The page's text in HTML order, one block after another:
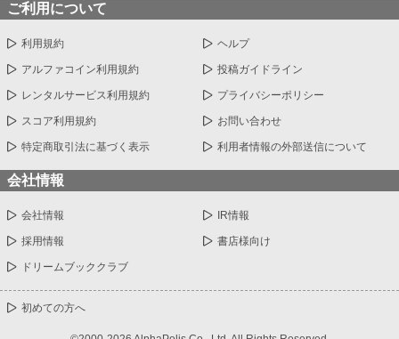
ご利用について
利用規約 ヘルプ
アルファコイン利用規約 投稿ガイドライン
レンタルサービス利用規約 プライバシーポリシー
スコア利用規約 お問い合わせ
特定商取引法に基づく表示 利用者情報の外部送信について
会社情報
会社情報 IR情報
採用情報 書店様向け
ドリームブッククラブ
初めての方へ